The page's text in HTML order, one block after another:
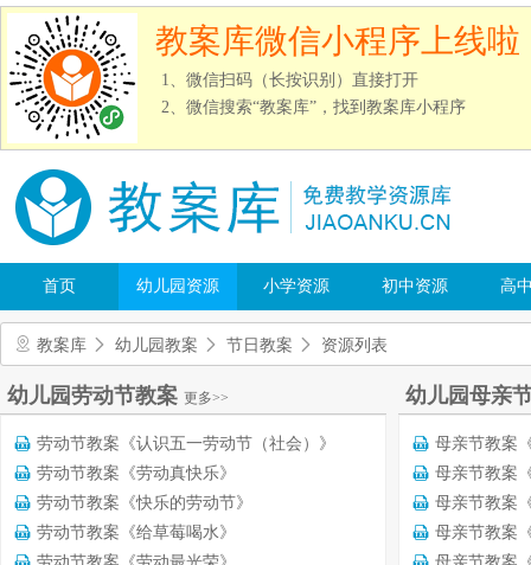
教案库微信小程序上线啦
1、微信扫码（长按识别）直接打开
2、微信搜索“教案库”，找到教案库小程序
首页 幼儿园资源 小学资源 初中资源 高
教案库 幼儿园教案 节日教案 资源列表
幼儿园劳动节教案 更多>>
劳动节教案《认识五一劳动节（社会）》
劳动节教案《劳动真快乐》
劳动节教案《快乐的劳动节》
劳动节教案《给草莓喝水》
幼儿园母亲
母亲节教案
母亲节教案
母亲节教案
母亲节教案